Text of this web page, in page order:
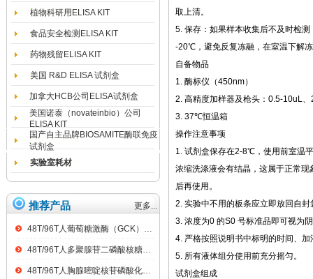
植物科研用ELISA KIT
食品安全检测ELISA KIT
药物残留ELISA KIT
美国 R&D ELISA 试剂盒
加拿大HCB公司ELISA试剂盒
美国诺泰（novateinbio）公司
ELISA KIT
国产自主品牌BIOSAMITE酶联免疫
试剂盒
实验室耗材
推荐产品 更多...
48T/96T人葡萄糖激酶（GCK）ELISA kit
48T/96T人多聚腺苷二磷酸核糖聚合酶（PARP）ELISA kit
48T/96T人胸腺嘧啶核苷磷酸化酶（TP）ELISA kit
取上清。
5. 保存：如果样本收集后不及时检
-20℃，避免反复冻融，在室温下解
自备物品
1. 酶标仪（450nm）
2. 高精度加样器及枪头：0.5-10uL
3. 37℃恒温箱
操作注意事项
1. 试剂盒保存在2-8℃，使用前室温
浓缩洗涤液会有结晶，这属于正常
后再使用。
2. 实验中不用的板条应立即放回自
3. 浓度为0 的S0 号标准品即可视为
4. 严格按照说明书中标明的时间、
5. 所有液体组分使用前充分摇匀。
试剂盒组成